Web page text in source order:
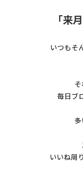
「来
いつもそ
毎日ブ
多
いいね周